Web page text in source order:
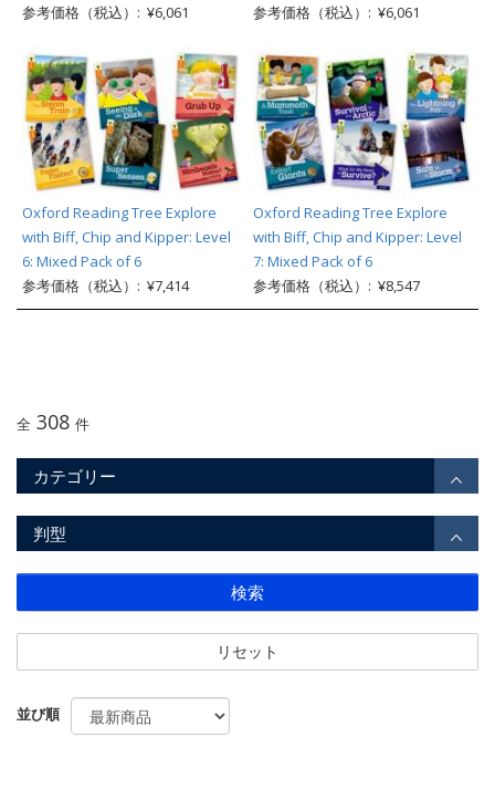
参考価格（税込）: ¥6,061
参考価格（税込）: ¥6,061
Oxford Reading Tree Explore
with Biff, Chip and Kipper: Level
6: Mixed Pack of 6
参考価格（税込）: ¥7,414
Oxford Reading Tree Explore
with Biff, Chip and Kipper: Level
7: Mixed Pack of 6
参考価格（税込）: ¥8,547
全 308 件
カテゴリー
判型
検索
リセット
並び順